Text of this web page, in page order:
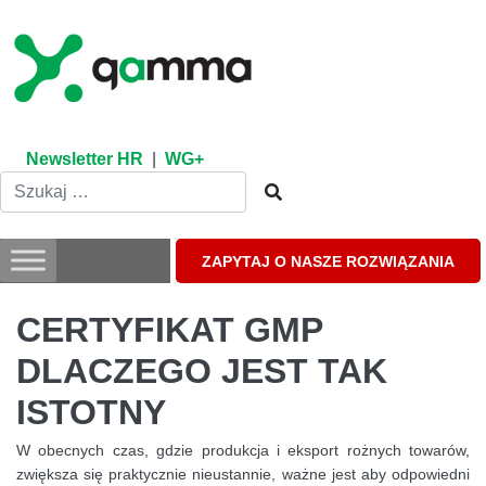
content
Newsletter HR WG+
ZAPYTAJ O NASZE ROZWIĄZANIA
CERTYFIKAT GMP
DLACZEGO JEST TAK
ISTOTNY
W obecnych czas, gdzie produkcja i eksport rożnych towarów,
zwiększa się praktycznie nieustannie, ważne jest aby odpowiedni